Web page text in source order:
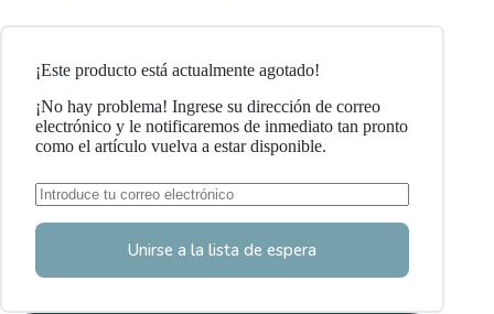
¡Este producto está actualmente agotado!
¡No hay problema! Ingrese su dirección de correo
electrónico y le notificaremos de inmediato tan pronto
como el artículo vuelva a estar disponible.
Unirse a la lista de espera